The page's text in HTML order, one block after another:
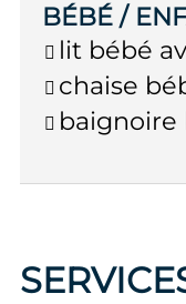
BÉBÉ /
lit bébé
chaise